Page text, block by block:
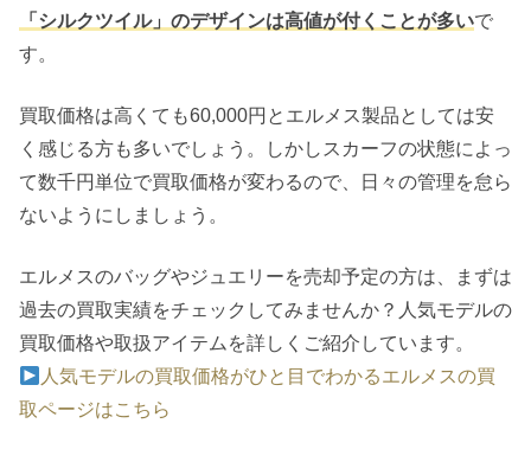
「シルクツイル」のデザインは高値が付くことが多いで
す。
買取価格は高くても60,000円とエルメス製品としては安
く感じる方も多いでしょう。しかしスカーフの状態によっ
て数千円単位で買取価格が変わるので、日々の管理を怠ら
ないようにしましょう。
エルメスのバッグやジュエリーを売却予定の方は、まずは
過去の買取実績をチェックしてみませんか？人気モデルの
買取価格や取扱アイテムを詳しくご紹介しています。
人気モデルの買取価格がひと目でわかるエルメスの買
取ページはこちら